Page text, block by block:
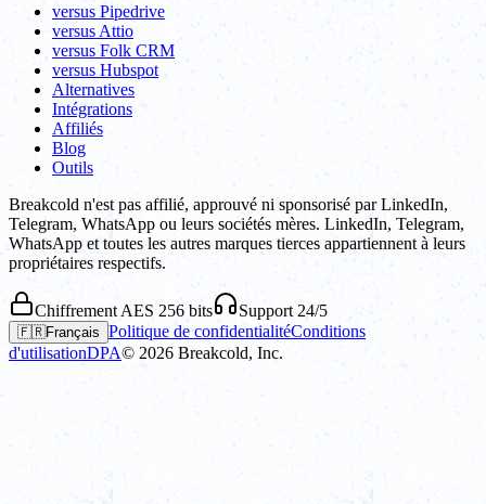
versus Pipedrive
versus Attio
versus Folk CRM
versus Hubspot
Alternatives
Intégrations
Affiliés
Blog
Outils
Breakcold n'est pas affilié, approuvé ni sponsorisé par LinkedIn,
Telegram, WhatsApp ou leurs sociétés mères. LinkedIn, Telegram,
WhatsApp et toutes les autres marques tierces appartiennent à leurs
propriétaires respectifs.
Chiffrement AES 256 bits Support 24/5
🇫🇷Français Politique de confidentialitéConditions
d'utilisationDPA© 2026 Breakcold, Inc.